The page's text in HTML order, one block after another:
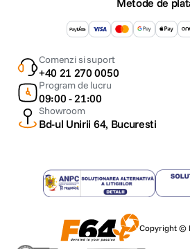
Metode de
Comenzi si suport
+40 21 270 0050
Program de lucru
09:00 - 21:00
Showroom
Bd-ul Unirii 64, Bucuresti
Copyright ©